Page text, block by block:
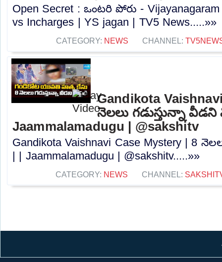
Open Secret : ఒంటరి పోరు -
vs Incharges | YS jagan | TV5 News.....»»
CATEGORY: NEWS CHANNEL:
Gandikota
నెలలు గడుస్తున్నా వీడని
Jaammalamadugu | @sakshitv
Gandikota Vaishnavi Case Mystery | 8
| | Jaammalamadugu | @sakshitv.....»»
CATEGORY: NEWS CHANNEL: